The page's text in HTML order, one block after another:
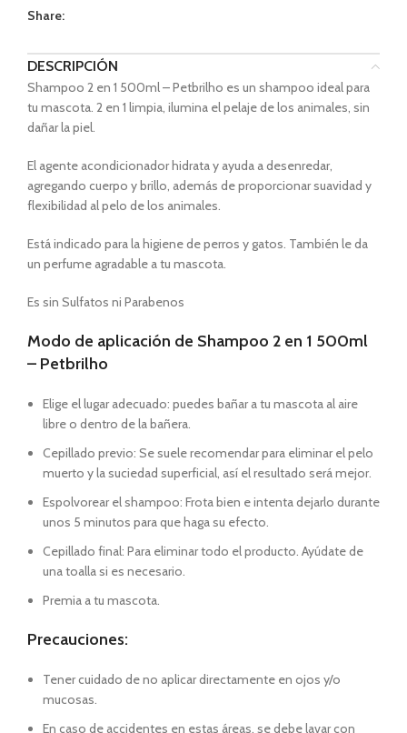
Share:
DESCRIPCIÓN
Shampoo 2 en 1 500ml – Petbrilho es un shampoo ideal para
tu mascota. 2 en 1 limpia, ilumina el pelaje de los animales, sin
dañar la piel.
El agente acondicionador hidrata y ayuda a desenredar,
agregando cuerpo y brillo, además de proporcionar suavidad y
flexibilidad al pelo de los animales.
Está indicado para la higiene de perros y gatos. También le da
un perfume agradable a tu mascota.
Es sin Sulfatos ni Parabenos
Modo de aplicación de Shampoo 2 en 1 500ml
– Petbrilho
Elige el lugar adecuado: puedes bañar a tu mascota al aire
libre o dentro de la bañera.
Cepillado previo: Se suele recomendar para eliminar el pelo
muerto y la suciedad superficial, así el resultado será mejor.
Espolvorear el shampoo: Frota bien e intenta dejarlo durante
unos 5 minutos para que haga su efecto.
Cepillado final: Para eliminar todo el producto. Ayúdate de
una toalla si es necesario.
Premia a tu mascota.
Precauciones:
Tener cuidado de no aplicar directamente en ojos y/o
mucosas.
En caso de accidentes en estas áreas, se debe lavar con